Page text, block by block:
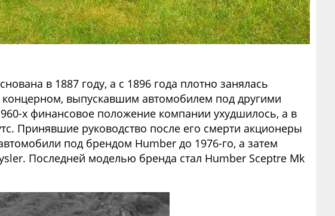
в 1887 году, а с 1896 года плотно занялась
выпускавшим автомобилем под другими
х финансовое положение компании ухудшилось, а в
Принявшие руководство после его смерти акционеры
под брендом Humber до 1976-го, а затем
Последней моделью бренда стал Humber Sceptre Mk